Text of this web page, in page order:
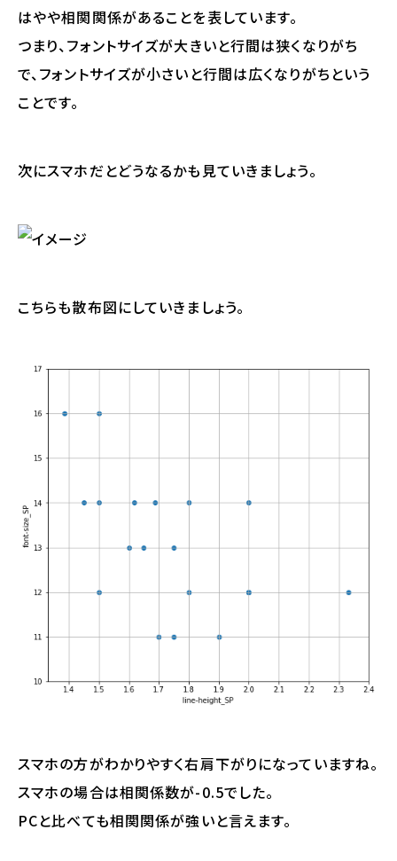
はやや相関関係があることを表しています。
つまり、フォントサイズが大きいと行間は狭くなりがち
で、フォントサイズが小さいと行間は広くなりがちという
ことです。
次にスマホだとどうなるかも見ていきましょう。
こちらも散布図にしていきましょう。
スマホの方がわかりやすく右肩下がりになっていますね。
スマホの場合は相関係数が-0.5でした。
PCと比べても相関関係が強いと言えます。